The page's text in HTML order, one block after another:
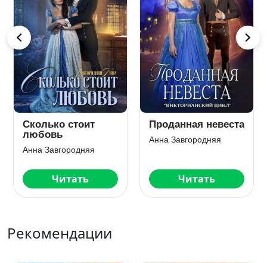
Сколько стоит
любовь
Анна Завгородняя
Читать
Проданная невеста
Анна Завгородняя
Читать
Рекомендации